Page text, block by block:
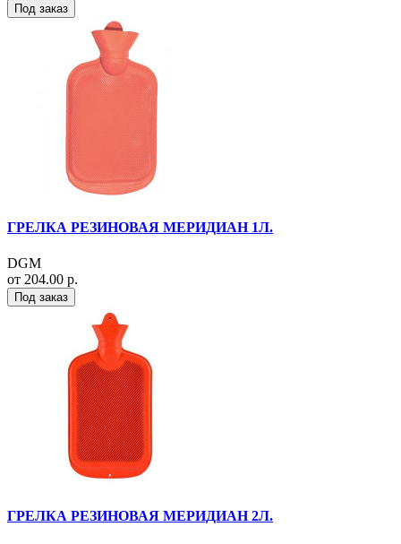
Под заказ
ГРЕЛКА РЕЗИНОВАЯ МЕРИДИАН 1Л.
DGM
от 204.00 р.
Под заказ
ГРЕЛКА РЕЗИНОВАЯ МЕРИДИАН 2Л.